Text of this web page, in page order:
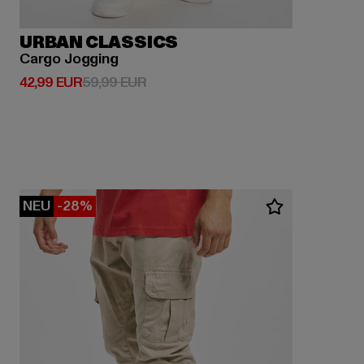
URBAN CLASSICS
Cargo Jogging
42,99 EUR
Derzeitiger Preis: 42,99 EUR
59,99 EURAktionspreis: 59,99 EUR
NEU -28%